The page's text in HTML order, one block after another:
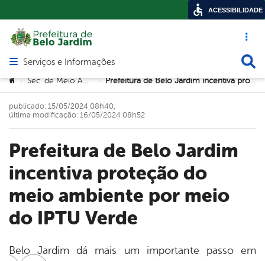
Acesso
Abrir menu principal de navegação
Serviços e Informações
Você está aqui:
> Sec. de Meio Ambiente > Prefeitura de Belo Jardim incentiva proteção do meio ambiente por meio do IPTU Verde
Prefeitura de Belo Jardim
incentiva proteção do
meio ambiente por meio
do IPTU Verde
publicado: 15/05/2024 08h40,
última modificação: 16/05/2024 08h52
Belo Jardim dá mais um importante passo em
ACESSIBILIDADE